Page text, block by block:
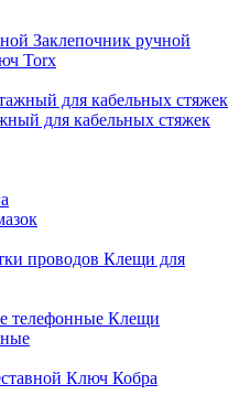
Заклепочник ручной
Torx
для кабельных стяжек
Клещи для
Клещи
Ключ Кобра